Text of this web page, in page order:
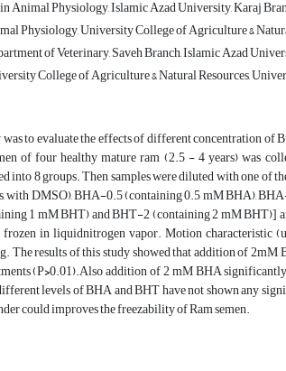
Animal Physiology, Islamic Azad University, Karaj
Physiology, University College of Agriculture &
of Veterinary, Saveh Branch, Islamic Azad
College of Agriculture & Natural Resources,
to evaluate the effects of different concentration
of four healthy mature ram (2.5 - 4 years) was
into 8 groups. Then samples were diluted with one
with DMSO), BHA-0.5 (containing 0.5 mM BHA),
1 mM BHT) and BHT-2 (containing 2 mM BHT)]
in liquidnitrogen vapor. Motion characteristic
The results of this study showed that addition of
(P>0.01).Also addition of 2 mM BHA
levels of BHA and BHT have not shown any
could improves the freezability of Ram semen.